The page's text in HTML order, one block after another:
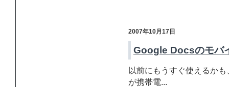
2007年10月17日
Google Docsのモバ
以前にもうすぐ使えるか
が携帯電...